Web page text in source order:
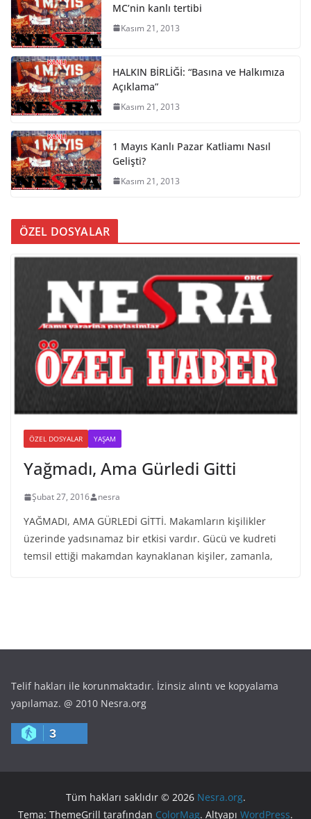
MC’nin kanlı tertibi
Kasım 21, 2013
HALKIN BİRLİĞİ: “Basına ve Halkımıza
Açıklama”
Kasım 21, 2013
1 Mayıs Kanlı Pazar Katliamı Nasıl
Gelişti?
Kasım 21, 2013
ÖZEL DOSYALAR
ÖZEL DOSYALAR YAŞAM
Yağmadı, Ama Gürledi Gitti
Şubat 27, 2016 nesra
YAĞMADI, AMA GÜRLEDİ GİTTİ. Makamların kişilikler
üzerinde yadsınamaz bir etkisi vardır. Gücü ve kudreti
temsil ettiği makamdan kaynaklanan kişiler, zamanla,
Telif hakları ile korunmaktadır. İzinsiz alıntı ve kopyalama
yapılamaz. @ 2010 Nesra.org
3
Tüm hakları saklıdır © 2026 Nesra.org.
Tema: ThemeGrill tarafından ColorMag. Altyapı WordPress.